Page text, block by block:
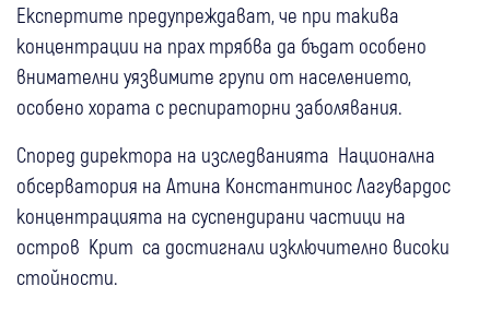
Експертите предупреждават, че при такива
концентрации на прах трябва да бъдат особено
внимателни уязвимите групи от населението,
особено хората с респираторни заболявания.
Според директора на изследванията Национална
обсерватория на Атина Константинос Лагувардос
концентрацията на суспендирани частици на
остров Крит са достигнали изключително високи
стойности.